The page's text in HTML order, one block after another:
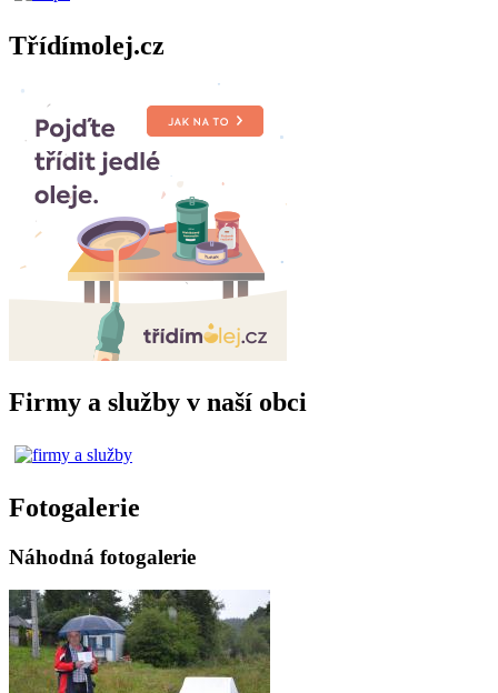
Třídímolej.cz
Firmy a služby v naší obci
Fotogalerie
Náhodná fotogalerie